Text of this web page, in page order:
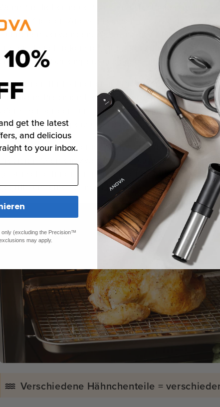
Wenn Sie lieber neue Sous-Vide-Techniken in Ihr
Sie den Anova Precision Ofen auch für die
verwenden. Aufgrund der Art und
und die Feuchtigkeitsregelung konzipiert haben,
eingestellte Gartemperatur genau ein.
können Ihr Hähnchen im Precision Ofen
einem Precision Herd tun würden, oder Sie
Ofens verwenden, um genau zu wissen, wann der
Temperatur erreicht hat.
Genau wie beim traditionellen Sous-Vide-Garen ist
Precision Ofen ein zweistufiger Garprozess: Zuerst
gewünschte Innentemperatur gebracht, dann wird
um eine schmackhafte Kruste zu erzeugen.
Verschiedene Hähnchenteile =
get the latest
and delicious
to your inbox.
only (excluding the Precision™
may apply.